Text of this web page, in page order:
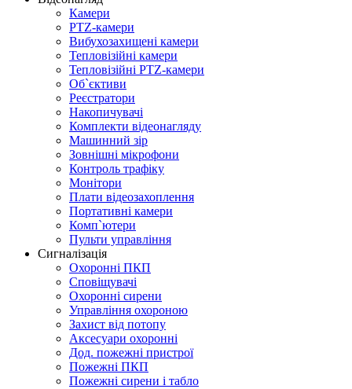
Камери
PTZ-камери
Вибухозахищені камери
Тепловізійні камери
Тепловізійні PTZ-камери
Об`єктиви
Реєстратори
Накопичувачі
Комплекти відеонагляду
Машинний зір
Зовнішні мікрофони
Контроль трафіку
Монітори
Плати відеозахоплення
Портативні камери
Комп`ютери
Пульти управління
Сигналізація
Охоронні ПКП
Сповіщувачі
Охоронні сирени
Управління охороною
Захист від потопу
Аксесуари охоронні
Дод. пожежні пристрої
Пожежні ПКП
Пожежні сирени і табло